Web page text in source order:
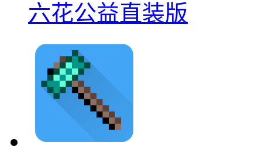
六花公益直装版